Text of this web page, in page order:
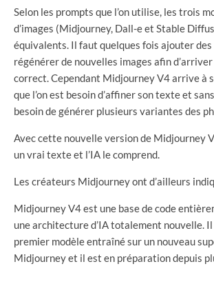
Selon les prompts que l’on utilise, les trois
d’images (Midjourney, Dall-e et Stable
équivalents. Il faut quelques fois ajouter
régénérer de nouvelles images afin
correct. Cependant Midjourney V4 arrive à
que l’on est besoin d’affiner son texte et
besoin de générer plusieurs variantes des
Avec cette nouvelle version de Midjourney
un vrai texte et l’IA le comprend.
Les créateurs Midjourney ont d’ailleurs
Midjourney V4 est une base de code
une architecture d’IA totalement nouvelle. Il
premier modèle entraîné sur un nouveau
Midjourney et il est en préparation depuis